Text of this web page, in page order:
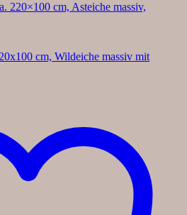
220×100 cm, Asteiche massiv,